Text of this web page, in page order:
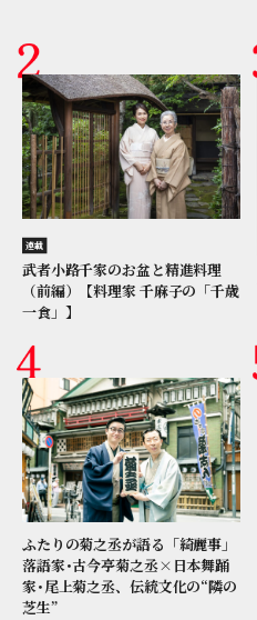
連載
武者小路千家のお盆と精進料理
（前編）【料理家 千麻子の「千歳
一食」】
ふたりの菊之丞が語る「綺麗事」
落語家･古今亭菊之丞×日本舞踊
家･尾上菊之丞、伝統文化の“隣の
芝生”